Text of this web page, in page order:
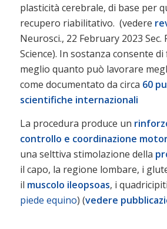
plasticità cerebrale, di base per
recupero riabilitativo. (vedere
Neurosci., 22 February 2023 Sec.
Science). In sostanza consente
meglio quanto può lavorare
come documentato da circa 60
scientifiche internazionali
La procedura produce un
controllo e coordinazione
una selttiva stimolazione della
il capo, la regione lombare, i
il muscolo ileopsoas, i
piede equino) (vedere